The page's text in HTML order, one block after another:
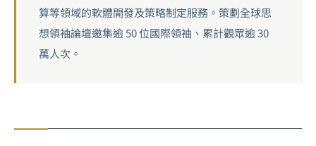
算等領域的軟體開發及策略制定服務。策劃全球思
想領袖論壇邀集逾 50 位國際領袖、累計觀眾逾 30
萬人次。